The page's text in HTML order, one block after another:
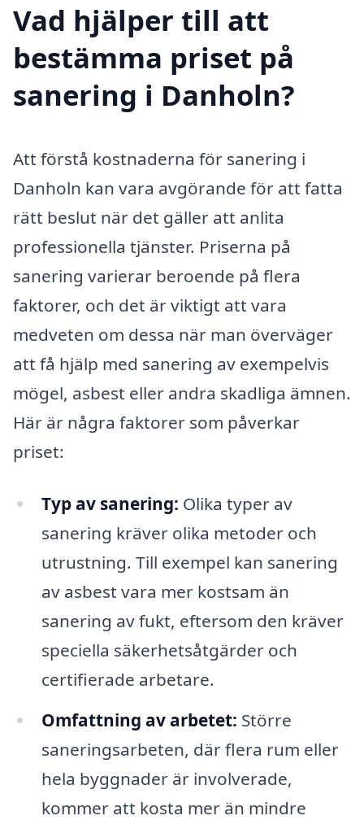
Vad hjälper till att
bestämma priset på
sanering i Danholn?
Att förstå kostnaderna för sanering i
Danholn kan vara avgörande för att fatta
rätt beslut när det gäller att anlita
professionella tjänster. Priserna på
sanering varierar beroende på flera
faktorer, och det är viktigt att vara
medveten om dessa när man överväger
att få hjälp med sanering av exempelvis
mögel, asbest eller andra skadliga ämnen.
Här är några faktorer som påverkar
priset:
Typ av sanering: Olika typer av
sanering kräver olika metoder och
utrustning. Till exempel kan sanering
av asbest vara mer kostsam än
sanering av fukt, eftersom den kräver
speciella säkerhetsåtgärder och
certifierade arbetare.
Omfattning av arbetet: Större
saneringsarbeten, där flera rum eller
hela byggnader är involverade,
kommer att kosta mer än mindre